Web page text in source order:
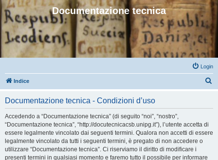
Documentazione tecnica
Login
Indice
Documentazione tecnica - Condizioni d’uso
Accedendo a “Documentazione tecnica” (di seguito “noi”, “nostro”,
“Documentazione tecnica”, “http://docutecnicacsb.unipg.it”), l’utente accetta di
essere legalmente vincolato dai seguenti termini. Qualora non accetti di essere
legalmente vincolato da tutti i seguenti termini, è pregato di non accedere o
utilizzare “Documentazione tecnica”. Ci riserviamo il diritto di modificare i
presenti termini in qualsiasi momento e faremo tutto il possibile per informare